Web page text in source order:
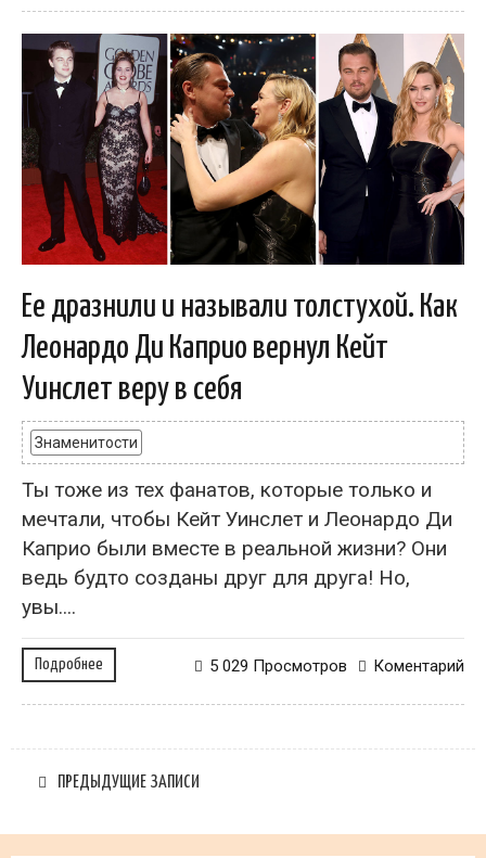
Ее дразнили и называли толстухой. Как
Леонардо Ди Каприо вернул Кейт
Уинслет веру в себя
Знаменитости
Ты тоже из тех фанатов, которые только и
мечтали, чтобы Кейт Уинслет и Леонардо Ди
Каприо были вместе в реальной жизни? Они
ведь будто созданы друг для друга! Но,
увы....
Подробнее Коментарий
5 029 Просмотров
ПРЕДЫДУЩИЕ ЗАПИСИ